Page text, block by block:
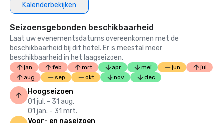
Kalenderbekijken
Seizoensgebonden beschikbaarheid
Laat uw evenementsdatums overeenkomen met de
beschikbaarheid bij dit hotel. Er is meestal meer
beschikbaarheid in het laagseizoen.
jan feb mrt apr mei jun
jul
aug
sep okt nov dec
Hoogseizoen
01 jul. - 31 aug.
01 jan. - 31 mrt.
Voor- en naseizoen